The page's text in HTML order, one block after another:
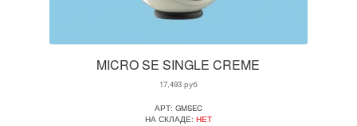
MICRO SE SINGLE CREME
17,493руб
АРТ: GMSEC
НА СКЛАДЕ: НЕТ